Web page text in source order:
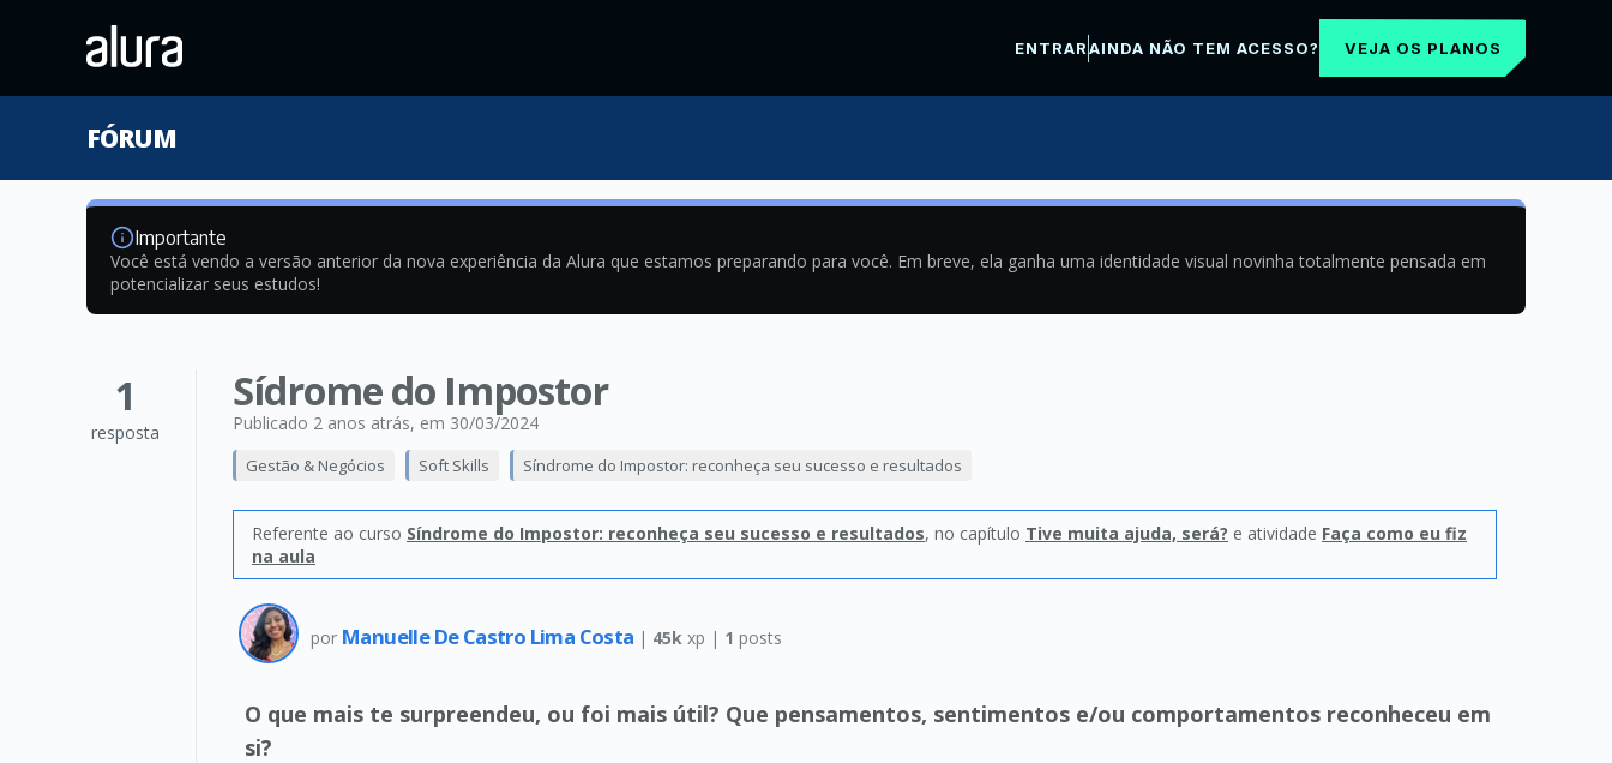
ENTRARAINDA NÃO TEM ACESSO? VEJA OS PLANOS
FÓRUM
Importante
Você está vendo a versão anterior da nova experiência da Alura que estamos preparando para você. Em breve, ela ganha uma identidade visual novinha totalmente pensada em
potencializar seus estudos!
1
resposta
Sídrome do Impostor
Publicado 2 anos atrás, em 30/03/2024
Gestão & Negócios Soft Skills Síndrome do Impostor: reconheça seu sucesso e resultados
Referente ao curso Síndrome do Impostor: reconheça seu sucesso e resultados, no capítulo Tive muita ajuda, será? e atividade Faça como eu fiz
na aula
por Manuelle De Castro Lima Costa | 45k xp | 1 posts
O que mais te surpreendeu, ou foi mais útil? Que pensamentos, sentimentos e/ou comportamentos reconheceu em
si?